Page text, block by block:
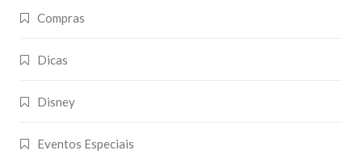
Compras
Dicas
Disney
Eventos Especiais